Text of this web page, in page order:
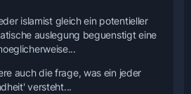
islamist gleich ein potentieller
auslegung beguenstigt eine
auch die frage, was ein jeder
versteht...